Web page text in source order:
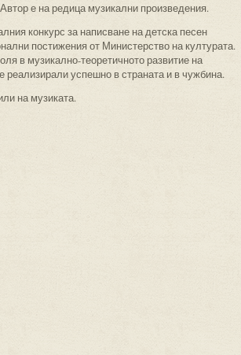
е на редица музикални произведения.
конкурс за написване на детска песен
постижения от Министерство на културата.
в музикално-теоретичното развитие на
реализирали успешно в страната и в чужбина.
на музиката.